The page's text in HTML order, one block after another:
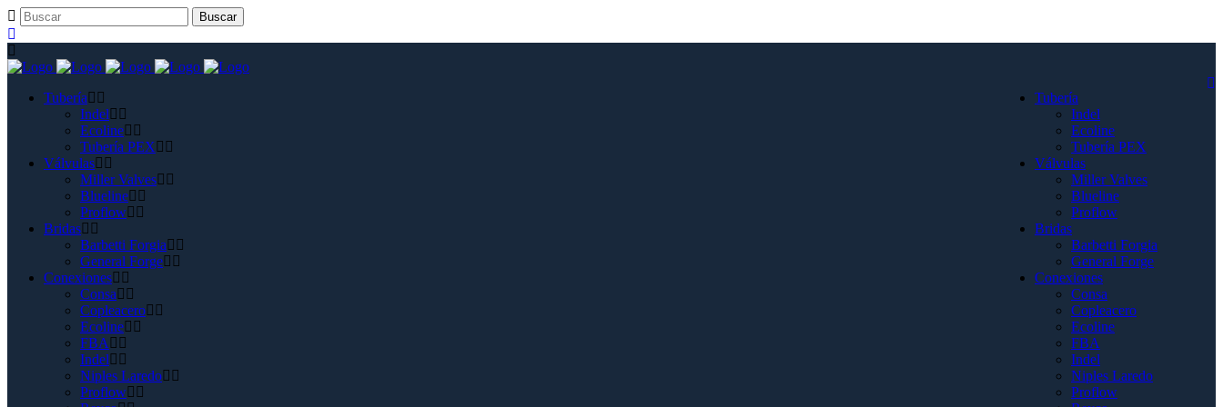
Tubería
Indel
Ecoline
Tubería PEX
Válvulas
Miller Valves
Blueline
Proflow
Bridas
Barbetti Forgia
General Forge
Conexiones
Consa
Copleacero
Ecoline
FBA
Indel
Niples Laredo
Proflow
Tubería
Indel
Ecoline
Tubería PEX
Válvulas
Miller Valves
Blueline
Proflow
Bridas
Barbetti Forgia
General Forge
Conexiones
Consa
Copleacero
Ecoline
FBA
Indel
Niples Laredo
Proflow